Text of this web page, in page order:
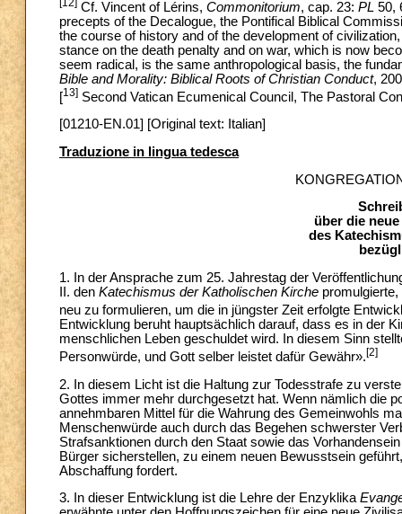
[12] Cf. Vincent of Lérins, Commonitorium, cap. 23: PL 50,
precepts of the Decalogue, the Pontifical Biblical
the course of history and of the development of
stance on the death penalty and on war, which is now
seem radical, is the same anthropological basis, the
Bible and Morality: Biblical Roots of Christian Conduct,
[13] Second Vatican Ecumenical Council, The Pastoral
[01210-EN.01] [Original text: Italian]
Traduzione in lingua tedesca
über die
des
1. In der Ansprache zum 25. Jahrestag der
II. den Katechismus der Katholischen Kirche
neu zu formulieren, um die in jüngster Zeit erfolgte
Entwicklung beruht hauptsächlich darauf, dass es in der
menschlichen Leben geschuldet wird. In diesem Sinn
Personwürde, und Gott selber leistet dafür Gewähr».[2]
2. In diesem Licht ist die Haltung zur Todesstrafe zu
Gottes immer mehr durchgesetzt hat. Wenn nämlich die
annehmbaren Mittel für die Wahrung des Gemeinwohls
Menschenwürde auch durch das Begehen schwerster
Strafsanktionen durch den Staat sowie das
Bürger sicherstellen, zu einem neuen Bewusstsein
Abschaffung fordert.
3. In dieser Entwicklung ist die Lehre der Enzyklika